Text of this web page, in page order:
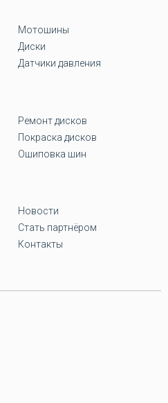
Мотошины
Диски
Датчики давления
Ремонт дисков
Покраска дисков
Ошиповка шин
Новости
Стать партнёром
Контакты